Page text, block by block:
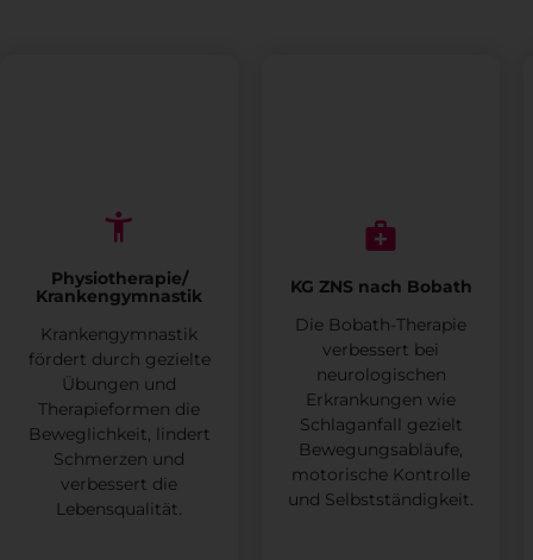
Physiotherapie/
Krankengymnastik
Krankengymnastik
fördert durch gezielte
Übungen und
Therapieformen die
Beweglichkeit, lindert
Schmerzen und
verbessert die
Lebensqualität.
KG ZNS nach Bobath
Die Bobath-Therapie
verbessert bei
neurologischen
Erkrankungen wie
Schlaganfall gezielt
Bewegungsabläufe,
motorische Kontrolle
und Selbstständigkeit.